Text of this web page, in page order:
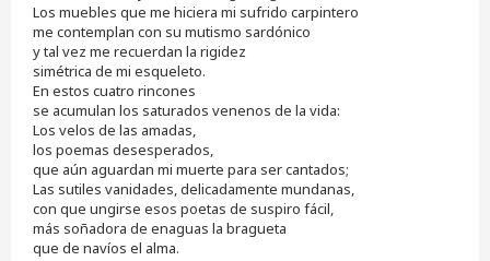
Los muebles que me hiciera mi sufrido carpintero
me contemplan con su mutismo sardónico
y tal vez me recuerdan la rigidez
simétrica de mi esqueleto.
En estos cuatro rincones
se acumulan los saturados venenos de la vida:
Los velos de las amadas,
los poemas desesperados,
que aún aguardan mi muerte para ser cantados;
Las sutiles vanidades, delicadamente mundanas,
con que ungirse esos poetas de suspiro fácil,
más soñadora de enaguas la bragueta
que de navíos el alma.